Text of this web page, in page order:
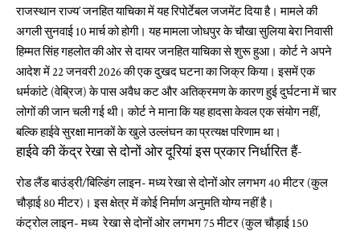
राजस्थान राज्य’ जनहित याचिका में यह रिपोर्टेबल जजमेंट दिया है। मामले की
अगली सुनवाई 10 मार्च को होगी। यह मामला जोधपुर के चौखा सुलिया बेरा निवासी
हिम्मत सिंह गहलोत की ओर से दायर जनहित याचिका से शुरू हुआ। कोर्ट ने अपने
आदेश में 22 जनवरी 2026 की एक दुखद घटना का जिक्र किया। इसमें एक
धर्मकांटे (वेब्रिज) के पास अवैध कट और अतिक्रमण के कारण हुई दुर्घटना में चार
लोगों की जान चली गई थी। कोर्ट ने माना कि यह हादसा केवल एक संयोग नहीं,
बल्कि हाईवे सुरक्षा मानकों के खुले उल्लंघन का प्रत्यक्ष परिणाम था।
हाईवे की केंद्र रेखा से दोनों ओर दूरियां इस प्रकार निर्धारित हैं-
रोड लैंड बाउंड्री/बिल्डिंग लाइन- मध्य रेखा से दोनों ओर लगभग 40 मीटर (कुल
चौड़ाई 80 मीटर)। इस क्षेत्र में कोई निर्माण अनुमति योग्य नहीं है।
कंट्रोल लाइन- मध्य रेखा से दोनों ओर लगभग 75 मीटर (कुल चौड़ाई 150